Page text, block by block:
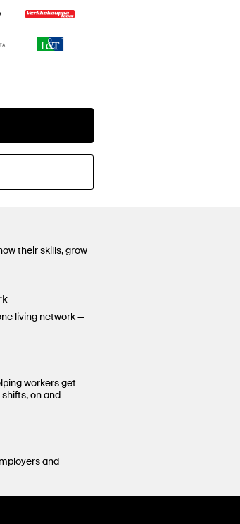
their skills, grow
living network —
workers get
on and
and